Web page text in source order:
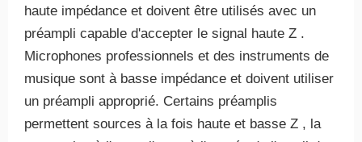
haute impédance et doivent être utilisés avec un
préampli capable d'accepter le signal haute Z .
Microphones professionnels et des instruments de
musique sont à basse impédance et doivent utiliser
un préampli approprié. Certains préamplis
permettent sources à la fois haute et basse Z , la